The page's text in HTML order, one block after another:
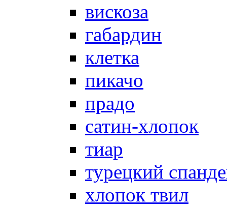
вискоза
габардин
клетка
пикачо
прадо
сатин-хлопок
тиар
турецкий
хлопок твил